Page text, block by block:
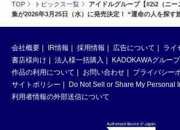
TOP トピックス一覧
アイドルグループ【#2i2（ニ
集が2026年3月25日（水）に発売決定！ “運命の人を探す
会社概要 IR情報 採用情報 広告について
ライ
書店様向け
法人様一括購入
KADOKAWAグループ
作品の利用について
お問い合わせ
プライバシー
サイトポリシー
Do Not Sell or Share My Personal
利用者情報の外部送信について